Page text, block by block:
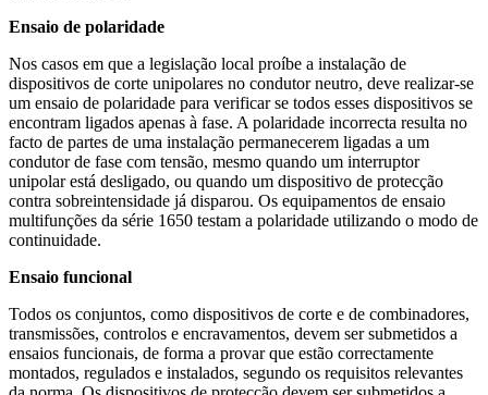
Ensaio de polaridade
Nos casos em que a legislação local proíbe a instalação de
dispositivos de corte unipolares no condutor neutro, deve realizar-se
um ensaio de polaridade para verificar se todos esses dispositivos se
encontram ligados apenas à fase. A polaridade incorrecta resulta no
facto de partes de uma instalação permanecerem ligadas a um
condutor de fase com tensão, mesmo quando um interruptor
unipolar está desligado, ou quando um dispositivo de protecção
contra sobreintensidade já disparou. Os equipamentos de ensaio
multifunções da série 1650 testam a polaridade utilizando o modo de
continuidade.
Ensaio funcional
Todos os conjuntos, como dispositivos de corte e de combinadores,
transmissões, controlos e encravamentos, devem ser submetidos a
ensaios funcionais, de forma a provar que estão correctamente
montados, regulados e instalados, segundo os requisitos relevantes